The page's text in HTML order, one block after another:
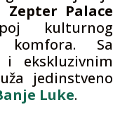
Zepter Palace
kulturnog
Sa
ekskluzivnim
jedinstveno
Luke.